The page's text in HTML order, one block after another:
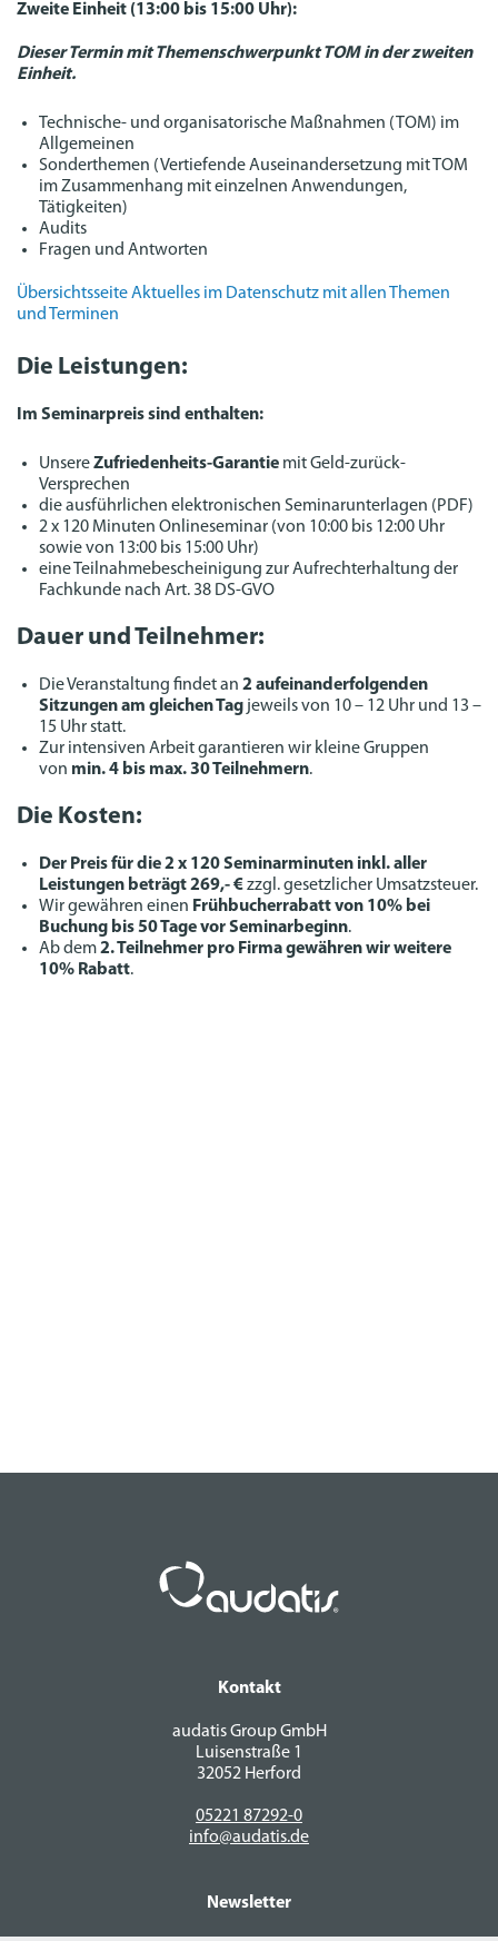
Zweite Einheit (13:00 bis 15:00 Uhr):
Dieser Termin mit Themenschwerpunkt TOM in der zweiten
Einheit.
Technische- und organisatorische Maßnahmen (TOM) im
Allgemeinen
Sonderthemen (Vertiefende Auseinandersetzung mit TOM
im Zusammenhang mit einzelnen Anwendungen,
Tätigkeiten)
Audits
Fragen und Antworten
Übersichtsseite Aktuelles im Datenschutz mit allen Themen
und Terminen
Die Leistungen:
Im Seminarpreis sind enthalten:
UnsereZufriedenheits-Garantie mit Geld-zurück-
Versprechen
die ausführlichen elektronischen Seminarunterlagen (PDF)
2 x 120 Minuten Onlineseminar (von 10:00 bis 12:00 Uhr
sowie von 13:00 bis 15:00 Uhr)
eine Teilnahmebescheinigung zur Aufrechterhaltung der
Fachkunde nach Art. 38 DS-GVO
Dauer und Teilnehmer:
Die Veranstaltung findet an 2 aufeinanderfolgenden
Sitzungen am gleichen Tag jeweils von 10 – 12 Uhr und 13 –
15 Uhr statt.
Zur intensiven Arbeit garantieren wir kleine Gruppen
von min. 4 bis max. 30 Teilnehmern.
Die Kosten:
Der Preis für die 2 x 120 Seminarminuten inkl. aller
Leistungen beträgt 269,- €zzgl. gesetzlicher Umsatzsteuer.
Wir gewähren einen Frühbucherrabatt von 10% bei
Buchung bis 50 Tage vor Seminarbeginn.
Ab dem2. Teilnehmer pro Firma gewähren wir weitere
10% Rabatt.
Kontakt
audatis Group GmbH
Luisenstraße 1
32052 Herford
05221 87292-0
info@audatis.de
Newsletter